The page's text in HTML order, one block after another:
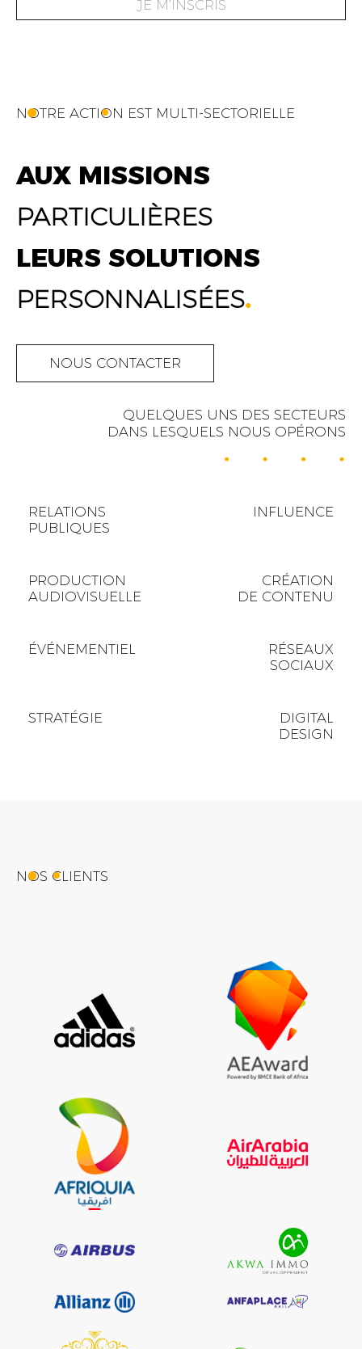
JE M’INSCRIS
NOTRE ACTION EST MULTI-SECTORIELLE
AUX MISSIONS
PARTICULIÈRES
LEURS SOLUTIONS
PERSONNALISÉES.
NOUS CONTACTER
QUELQUES UNS DES SECTEURS
DANS LESQUELS NOUS OPÉRONS
RELATIONS
PUBLIQUES
INFLUENCE
PRODUCTION
AUDIOVISUELLE
CRÉATION
DE CONTENU
ÉVÉNEMENTIEL
RÉSEAUX
SOCIAUX
STRATÉGIE
DIGITAL
DESIGN
NOS CLIENTS